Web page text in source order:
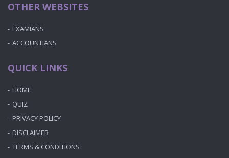
OTHER WEBSITES
EXAMIANS
ACCOUNTIANS
QUICK LINKS
HOME
QUIZ
PRIVACY POLICY
DISCLAIMER
TERMS & CONDITIONS